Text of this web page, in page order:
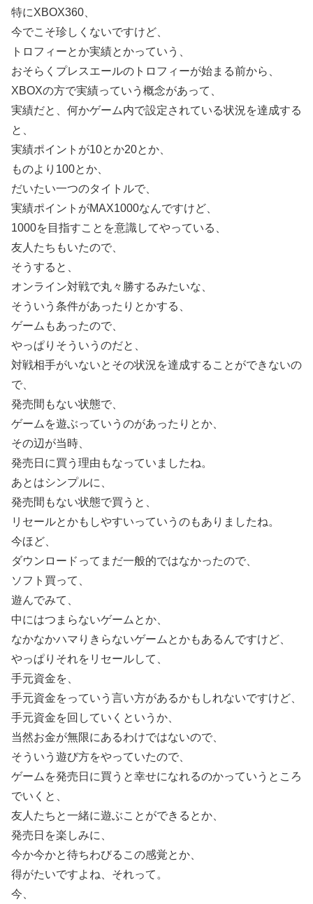
特にXBOX360、
今でこそ珍しくないですけど、
トロフィーとか実績とかっていう、
おそらくプレスエールのトロフィーが始まる前から、
XBOXの方で実績っていう概念があって、
実績だと、何かゲーム内で設定されている状況を達成する
と、
実績ポイントが10とか20とか、
ものより100とか、
だいたい一つのタイトルで、
実績ポイントがMAX1000なんですけど、
1000を目指すことを意識してやっている、
友人たちもいたので、
そうすると、
オンライン対戦で丸々勝するみたいな、
そういう条件があったりとかする、
ゲームもあったので、
やっぱりそういうのだと、
対戦相手がいないとその状況を達成することができないの
で、
発売間もない状態で、
ゲームを遊ぶっていうのがあったりとか、
その辺が当時、
発売日に買う理由もなっていましたね。
あとはシンプルに、
発売間もない状態で買うと、
リセールとかもしやすいっていうのもありましたね。
今ほど、
ダウンロードってまだ一般的ではなかったので、
ソフト買って、
遊んでみて、
中にはつまらないゲームとか、
なかなかハマりきらないゲームとかもあるんですけど、
やっぱりそれをリセールして、
手元資金を、
手元資金をっていう言い方があるかもしれないですけど、
手元資金を回していくというか、
当然お金が無限にあるわけではないので、
そういう遊び方をやっていたので、
ゲームを発売日に買うと幸せになれるのかっていうところ
でいくと、
友人たちと一緒に遊ぶことができるとか、
発売日を楽しみに、
今か今かと待ちわびるこの感覚とか、
得がたいですよね、それって。
今、